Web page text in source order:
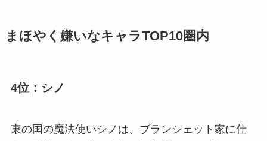
まほやく嫌いなキャラTOP10圏内
4位：シノ
東の国の魔法使いシノは、ブランシェット家に仕